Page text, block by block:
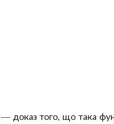
— доказ того, що така